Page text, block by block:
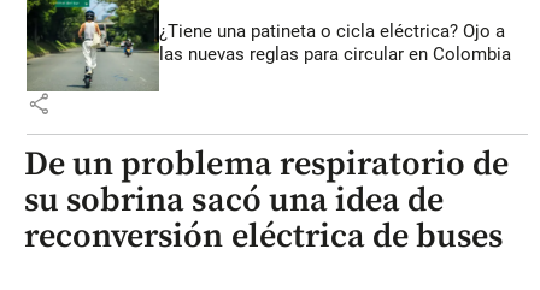
¿Tiene una patineta o cicla eléctrica? Ojo a
las nuevas reglas para circular en Colombia
share
De un problema respiratorio de
su sobrina sacó una idea de
reconversión eléctrica de buses